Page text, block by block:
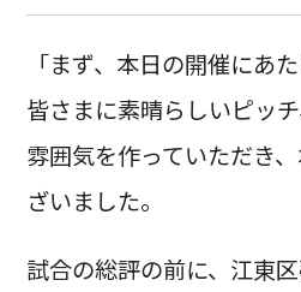
「まず、本日の開催にあ
皆さまに素晴らしいピッ
雰囲気を作っていただき
ざいました。
試合の総評の前に、江東